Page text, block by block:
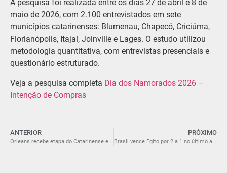
A pesquisa foi realizada entre os dias 27 de abril e 8 de
maio de 2026, com 2.100 entrevistados em sete
municípios catarinenses: Blumenau, Chapecó, Criciúma,
Florianópolis, Itajaí, Joinville e Lages. O estudo utilizou
metodologia quantitativa, com entrevistas presenciais e
questionário estruturado.
Veja a pesquisa completa Dia dos Namorados 2026 –
Intenção de Compras
ANTERIOR
Orleans recebe etapa do Catarinense e abertura do Sul-Brasileiro de Motocross nos dias 27 e 28 de junho
PRÓXIMO
Brasil vence Egito por 2 a 1 no último amistoso antes do Mundial